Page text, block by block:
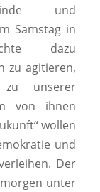
und
Samstag in
dazu
zu agitieren,
unserer
von ihnen
wollen
und
Der
unter